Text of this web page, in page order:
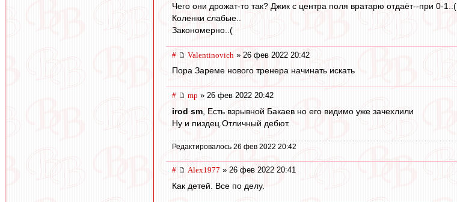
Чего они дрожат-то так? Джик с центра поля вратарю отдаёт--при 0-1..(
Коленки слабые..
Закономерно..(
# Valentinovich » 26 фев 2022 20:42
Пора Зареме нового тренера начинать искать
# mp » 26 фев 2022 20:42
irod sm , Есть взрывной Бакаев но его видимо уже зачехлили
Ну и пиздец.Отличный дебют.
Редактировалось 26 фев 2022 20:42
# Alex1977 » 26 фев 2022 20:41
Как детей. Все по делу.